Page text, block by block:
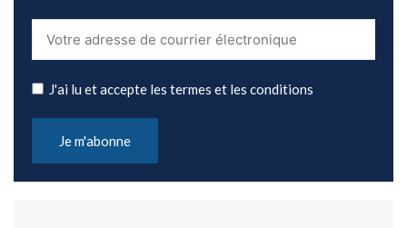
J'ai lu et accepte les termes et les conditions